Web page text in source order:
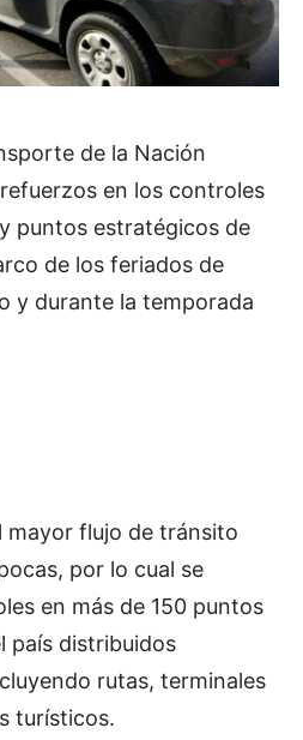
de la Nación
en los controles
puntos estratégicos de
de los feriados de
y durante la temporada
mayor flujo de tránsito
por lo cual se
en más de 150 puntos
país distribuidos
rutas, terminales
turísticos.